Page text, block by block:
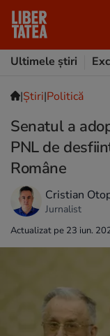
Ultimele știri
|Ştiri|Politică
Senatul a
PNL de
Române
Cristian
Jurnalist
Actualizat pe 23 iun.